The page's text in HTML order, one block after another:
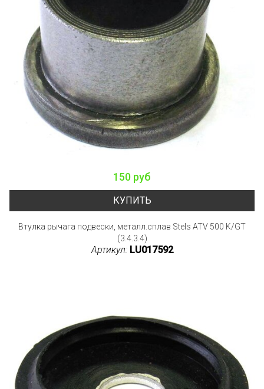
150 руб
КУПИТЬ
Втулка рычага подвески, металл.сплав Stels ATV 500 K/GT
(3.4.3.4)
Артикул: LU017592